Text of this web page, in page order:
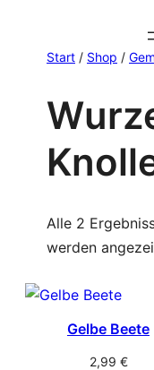
Start / Shop /
Alle 2
werden
Gelbe Beete
2,99 €